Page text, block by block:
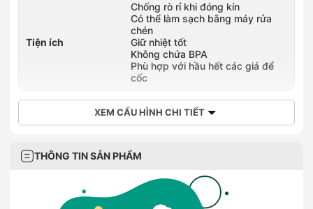
Tiện ích
Chống rò rỉ khi đóng kín
Có thể làm sạch bằng máy rửa
chén
Giữ nhiệt tốt
Không chứa BPA
Phù hợp với hầu hết các giá để
cốc
XEM CẤU HÌNH CHI TIẾT
THÔNG TIN SẢN PHẨM